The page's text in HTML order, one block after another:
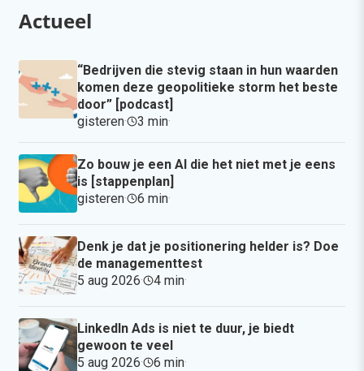
Actueel
“Bedrijven die stevig staan in hun waarden
komen deze geopolitieke storm het beste
door” [podcast]
gisteren· 3 min·
Zo bouw je een AI die het niet met je eens
is [stappenplan]
gisteren· 6 min·
Denk je dat je positionering helder is? Doe
de managementtest
5 aug 2026· 4 min·
LinkedIn Ads is niet te duur, je biedt
gewoon te veel
5 aug 2026· 6 min·